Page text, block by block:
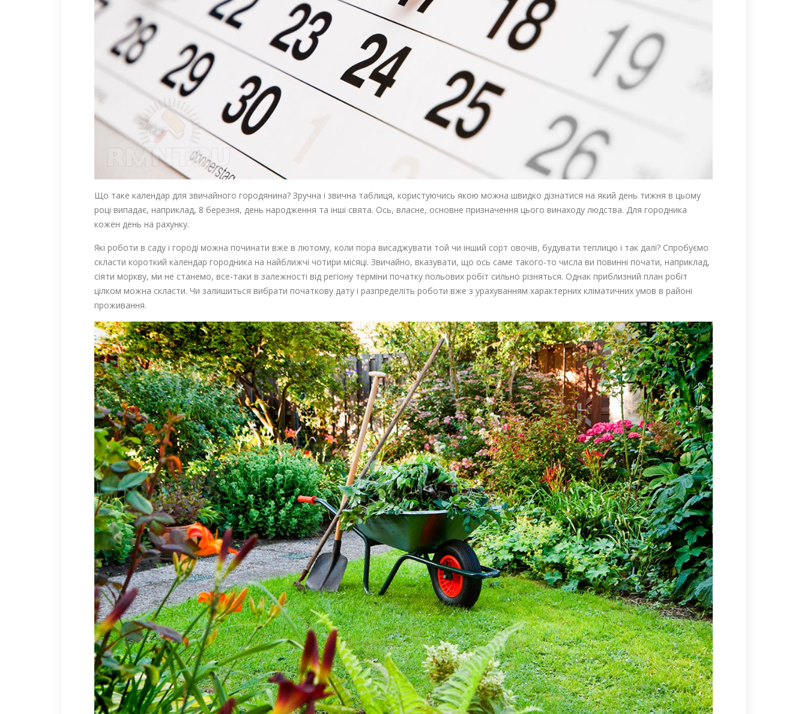
Що таке календар для звичайного городянина? Зручна і звична таблиця, користуючись якою можна швидко дізнатися на який день тижня в цьому
році випадає, наприклад, 8 березня, день народження та інші свята. Ось, власне, основне призначення цього винаходу людства. Для городника
кожен день на рахунку.
Які роботи в саду і городі можна починати вже в лютому, коли пора висаджувати той чи інший сорт овочів, будувати теплицю і так далі? Спробуємо
скласти короткий календар городника на найближчі чотири місяці. Звичайно, вказувати, що ось саме такого-то числа ви повинні почати, наприклад,
сіяти моркву, ми не станемо, все-таки в залежності від регіону терміни початку польових робіт сильно різняться. Однак приблизний план робіт
цілком можна скласти. Чи залишиться вибрати початкову дату і разпределіть роботи вже з урахуванням характерних кліматичних умов в районі
проживання.